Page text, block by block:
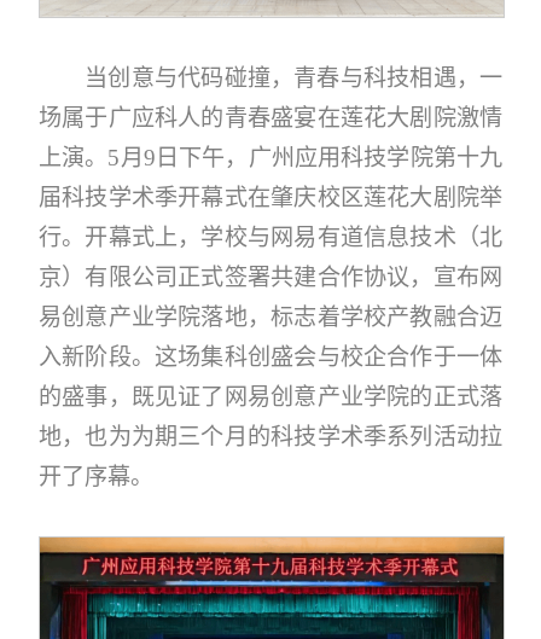
当创意与代码碰撞，青春与科技相遇，一
场属于广应科人的青春盛宴在莲花大剧院激情
上演。5月9日下午，广州应用科技学院第十九
届科技学术季开幕式在肇庆校区莲花大剧院举
行。开幕式上，学校与网易有道信息技术（北
京）有限公司正式签署共建合作协议，宣布网
易创意产业学院落地，标志着学校产教融合迈
入新阶段。这场集科创盛会与校企合作于一体
的盛事，既见证了网易创意产业学院的正式落
地，也为为期三个月的科技学术季系列活动拉
开了序幕。